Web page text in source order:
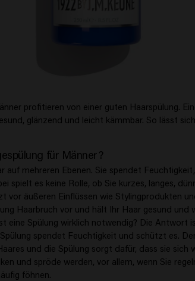
profitieren von einer guten Haarspülung.
glänzend und leicht kämmbar. So lässt
für Männer?
auf mehreren Ebenen. Sie spendet
spielt es keine Rolle, ob Sie kurzes, langes,
vor äußeren Einflüssen wie Stylingprodukten
Haarbruch vor und hält Ihr Haar gesund und
eine Spülung wirklich notwendig? Die Antwort
spendet Feuchtigkeit und schützt es.
und die Spülung sorgt dafür, dass sie sich
und spröde werden, vor allem, wenn Sie
föhnen.